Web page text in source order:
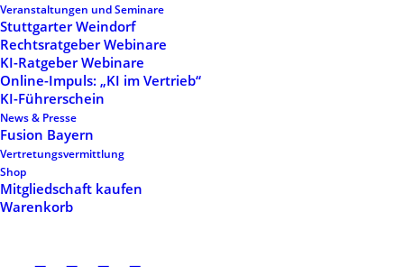
Veranstaltungen und Seminare
Stuttgarter Weindorf
Rechtsratgeber Webinare
KI-Ratgeber Webinare
Online-Impuls: „KI im Vertrieb“
KI-Führerschein
News & Presse
Fusion Bayern
Vertretungsvermittlung
Shop
Mitgliedschaft kaufen
Warenkorb
Leistungen
Leistungen
Netzwerk & Events